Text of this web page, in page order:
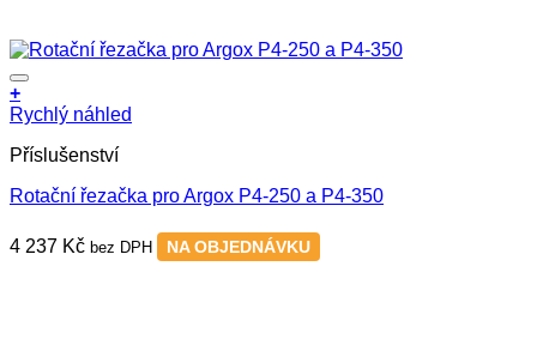
+
Rychlý náhled
Příslušenství
Rotační řezačka pro Argox P4-250 a P4-350
4 237 Kč bez DPH NA OBJEDNÁVKU